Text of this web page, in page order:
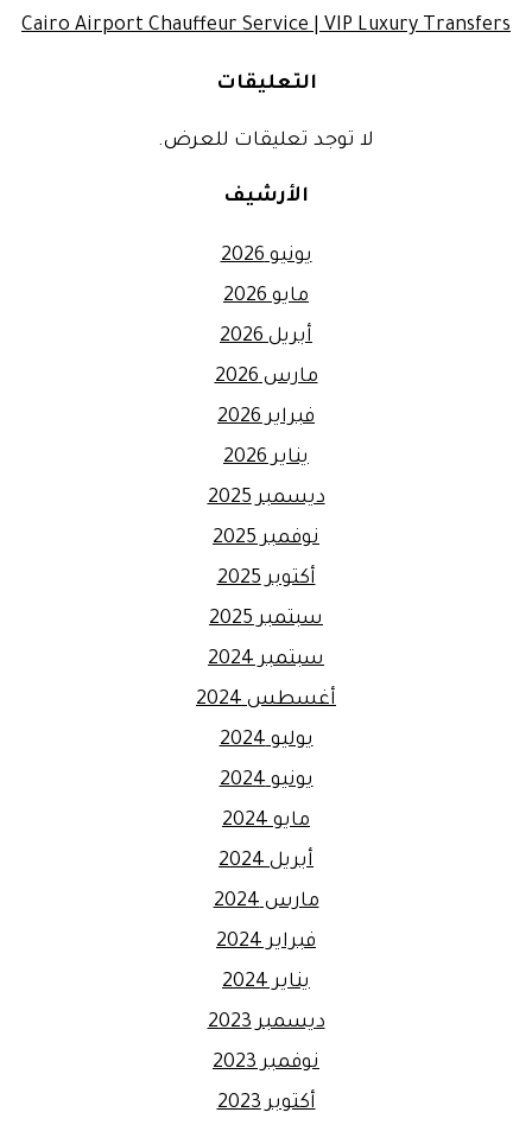
Cairo Airport Chauffeur Service | VIP Luxury Transfers
التعليقات
لا توجد تعليقات للعرض.
الأرشيف
يونيو 2026
مايو 2026
أبريل 2026
مارس 2026
فبراير 2026
يناير 2026
ديسمبر 2025
نوفمبر 2025
أكتوبر 2025
سبتمبر 2025
سبتمبر 2024
أغسطس 2024
يوليو 2024
يونيو 2024
مايو 2024
أبريل 2024
مارس 2024
فبراير 2024
يناير 2024
ديسمبر 2023
نوفمبر 2023
أكتوبر 2023